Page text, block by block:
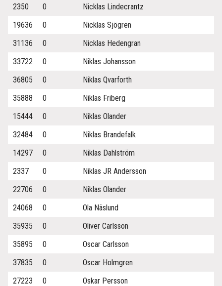
2350
0
Nicklas Lindecrantz
19636
0
Nicklas Sjögren
31136
0
Nicklas Hedengran
33722
0
Niklas Johansson
36805
0
Niklas Qvarforth
35888
0
Niklas Friberg
15444
0
Niklas Olander
32484
0
Niklas Brandefalk
14297
0
Niklas Dahlström
2337
0
Niklas JR Andersson
22706
0
Niklas Olander
24068
0
Ola Näslund
35935
0
Oliver Carlsson
35895
0
Oscar Carlsson
37835
0
Oscar Holmgren
27223
0
Oskar Persson